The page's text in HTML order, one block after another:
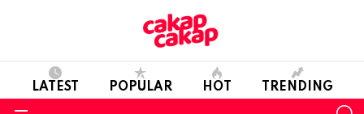
LATEST POPULAR HOT TRENDING